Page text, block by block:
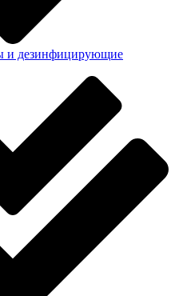
и дезинфицирующие